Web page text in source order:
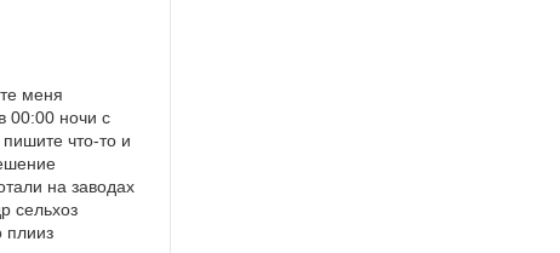
меня
00:00 ночи с
что-то и
на заводах
сельхоз
плииз